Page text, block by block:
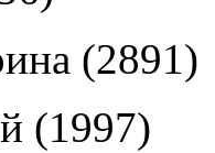
(2891)
(1997)